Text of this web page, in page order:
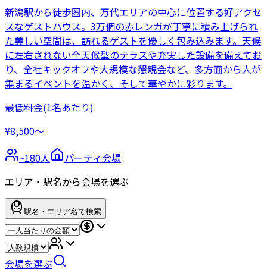
新潟駅から徒歩圏内、万代エリアの中心に位置する好アクセ
スなゲストハウス。3万個の赤レンガが丁寧に積み上げられ
た美しい空間は、訪れるゲストを優しく包み込みます。天候
に左右されない全天候型のテラスや充実した設備を備えてお
り、全社キックオフや大規模な懇親会など、多方面から人が
集まるイベントを温かく、そして華やかに彩ります。
最低料金(1名あたり)
¥8,500〜
~180人
パーティ会場
エリア・駅名から会場を選ぶ
駅名・エリア名で検索
会場を選ぶ